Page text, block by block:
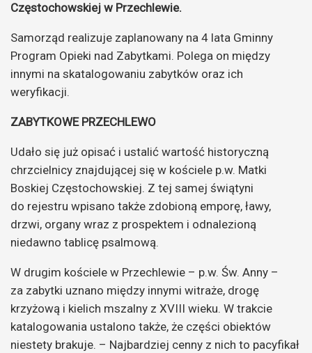
Częstochowskiej w Przechlewie.
Samorząd realizuje zaplanowany na 4 lata Gminny
Program Opieki nad Zabytkami. Polega on między
innymi na skatalogowaniu zabytków oraz ich
weryfikacji.
ZABYTKOWE PRZECHLEWO
Udało się już opisać i ustalić wartość historyczną
chrzcielnicy znajdującej się w kościele p.w. Matki
Boskiej Częstochowskiej. Z tej samej świątyni
do rejestru wpisano także zdobioną emporę, ławy,
drzwi, organy wraz z prospektem i odnalezioną
niedawno tablicę psalmową.
W drugim kościele w Przechlewie – p.w. Św. Anny –
za zabytki uznano między innymi witraże, drogę
krzyżową i kielich mszalny z XVIII wieku. W trakcie
katalogowania ustalono także, że części obiektów
niestety brakuje. – Najbardziej cenny z nich to pacyfikał